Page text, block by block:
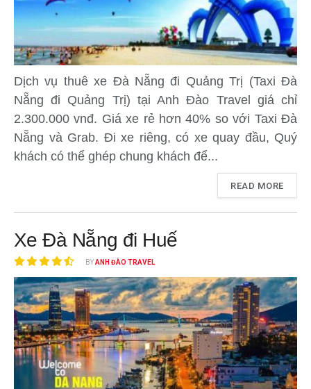
Dịch vụ thuê xe Đà Nẵng đi Quảng Trị (Taxi Đà
Nẵng đi Quảng Trị) tại Anh Đào Travel giá chỉ
2.300.000 vnđ. Giá xe rẻ hơn 40% so với Taxi Đà
Nẵng và Grab. Đi xe riêng, có xe quay đầu, Quý
khách có thể ghép chung khách để...
READ MORE
Xe Đà Nẵng đi Huế
BYANH ĐÀO TRAVEL